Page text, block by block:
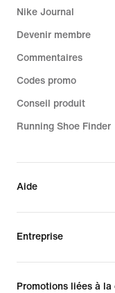
Nike Journal
Devenir membre
Commentaires
Codes promo
Conseil produit
Running Shoe Finder
Aide
Entreprise
Promotions liées à la